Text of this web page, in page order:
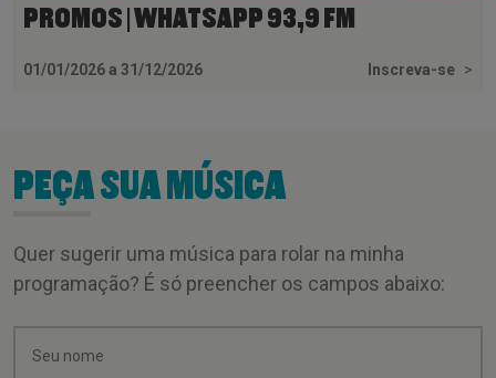
PROMOS | WHATSAPP 93,9 FM
01/01/2026 a 31/12/2026 Inscreva-se >
PEÇA SUA MÚSICA
Quer sugerir uma música para rolar na minha
programação? É só preencher os campos abaixo: